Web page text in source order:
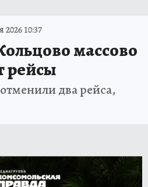
10:37
массово
рейсы
два рейса,